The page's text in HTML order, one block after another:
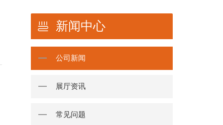
新闻中心
公司新闻
展厅资讯
常见问题